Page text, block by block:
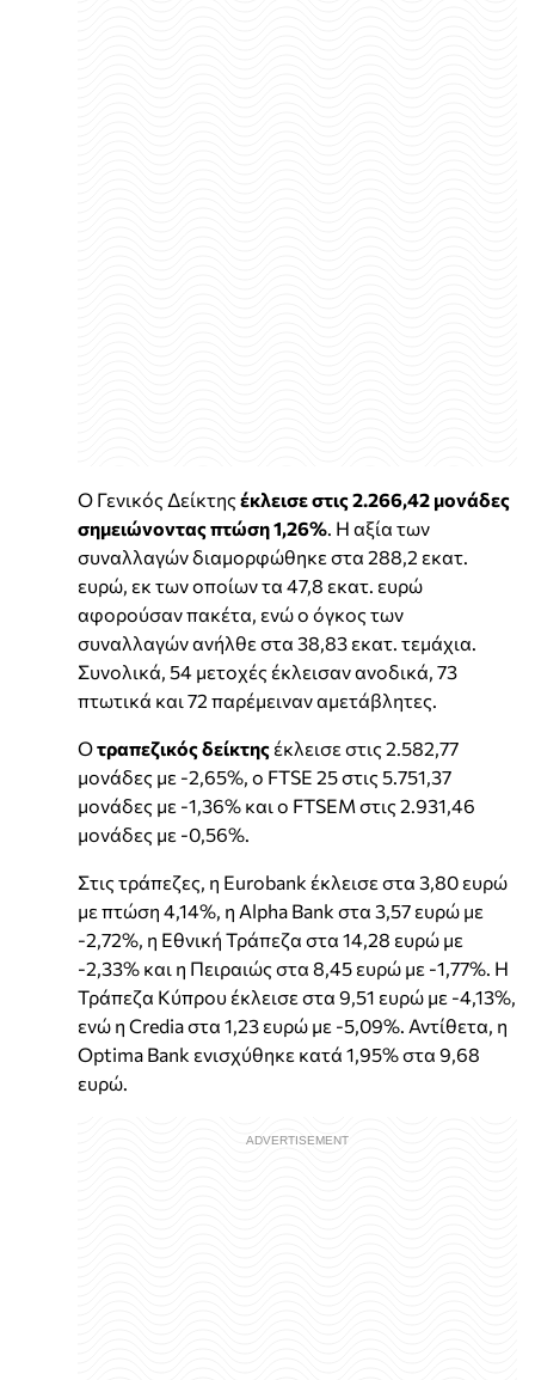
Ο Γενικός Δείκτης έκλεισε στις 2.266,42 μονάδες
σημειώνοντας πτώση 1,26% . Η αξία των
συναλλαγών διαμορφώθηκε στα 288,2 εκατ.
ευρώ, εκ των οποίων τα 47,8 εκατ. ευρώ
αφορούσαν πακέτα, ενώ ο όγκος των
συναλλαγών ανήλθε στα 38,83 εκατ. τεμάχια.
Συνολικά, 54 μετοχές έκλεισαν ανοδικά, 73
πτωτικά και 72 παρέμειναν αμετάβλητες.
Οτραπεζικός δείκτης έκλεισε στις 2.582,77
μονάδες με -2,65%, ο FTSE 25 στις 5.751,37
μονάδες με -1,36% και ο FTSEM στις 2.931,46
μονάδες με -0,56%.
Στις τράπεζες, η Eurobank έκλεισε στα 3,80 ευρώ
με πτώση 4,14%, η Alpha Bank στα 3,57 ευρώ με
-2,72%, η Εθνική Τράπεζα στα 14,28 ευρώ με
-2,33% και η Πειραιώς στα 8,45 ευρώ με -1,77%. Η
Τράπεζα Κύπρου έκλεισε στα 9,51 ευρώ με -4,13%,
ενώ η Credia στα 1,23 ευρώ με -5,09%. Αντίθετα, η
Optima Bank ενισχύθηκε κατά 1,95% στα 9,68
ευρώ.